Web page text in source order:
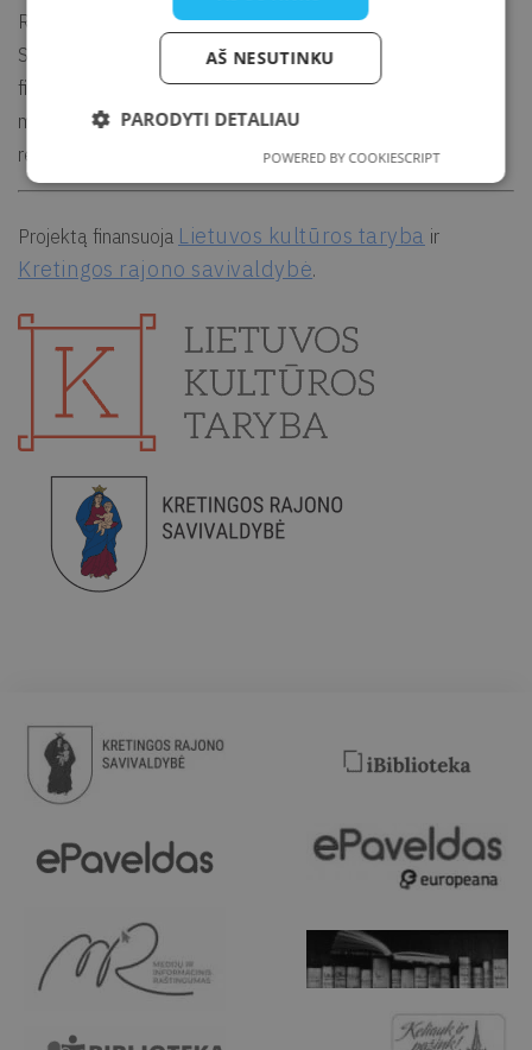
Renginio metu gali būti fotografuojama ir filmuojama.
SVARBU. Jei nepageidaujate būti fotografuojami ir (ar)
filmuojami arba nesutinkate su nuotraukų ir (ar) vaizdo
medžiagos su Jumis viešinimu, prašome apie tai informuoti
renginio organizatorių arba fotografą.
Projektą finansuoja Lietuvos kultūros taryba ir
Kretingos rajono savivaldybė.
AŠ NESUTINKU
PARODYTI DETALIAU
POWERED BY COOKIESCRIPT